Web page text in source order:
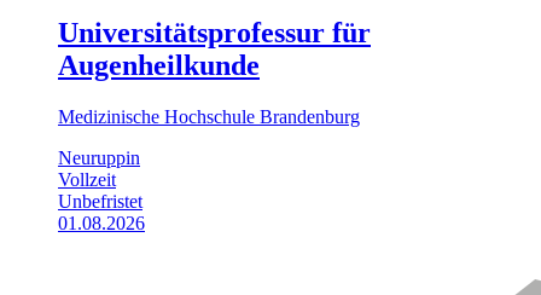
Universitätsprofessur für
Augenheilkunde
Medizinische Hochschule Brandenburg
Neuruppin
Vollzeit
Unbefristet
01.08.2026